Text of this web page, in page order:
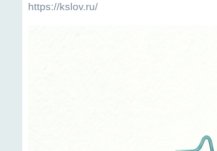
https://kslov.ru/